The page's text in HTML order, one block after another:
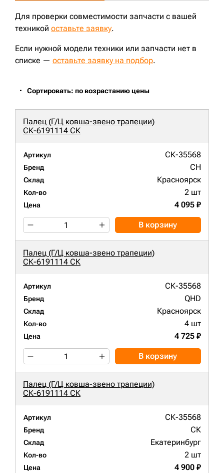
Для проверки совместимости запчасти с вашей
техникой оставьте заявку.
Если нужной модели техники или запчасти нет в
списке — оставьте заявку на подбор.
Сортировать: по возрастанию цены
Палец (Г/Ц ковша-звено трапеции)
СК-6191114 СК
Артикул СК-35568
Бренд CH
Склад Красноярск
Кол-во 2 шт
Цена 4 095 ₽
В корзину
Палец (Г/Ц ковша-звено трапеции)
СК-6191114 СК
Артикул СК-35568
Бренд QHD
Склад Красноярск
Кол-во 4 шт
Цена 4 725 ₽
В корзину
Палец (Г/Ц ковша-звено трапеции)
СК-6191114 СК
Артикул СК-35568
Бренд СК
Склад Екатеринбург
Кол-во 2 шт
Цена 4 900 ₽